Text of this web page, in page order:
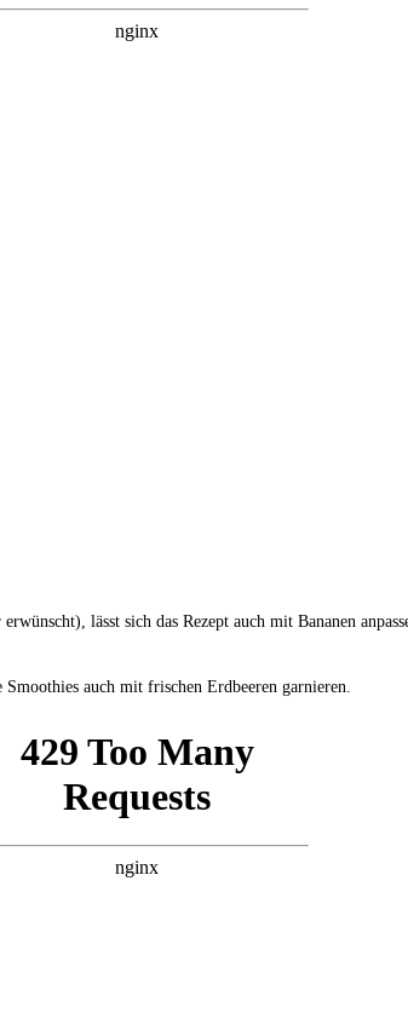
lässt sich das Rezept auch mit Bananen
auch mit frischen Erdbeeren garnieren.